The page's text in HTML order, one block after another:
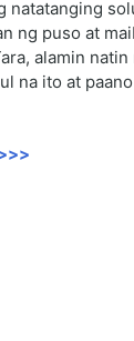
natatanging
ng puso at
alamin natin
na ito at